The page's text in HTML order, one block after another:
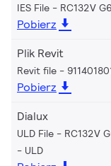
IES File - RC132V
Pobierz
Plik Revit
Revit file -
Pobierz
Dialux
ULD File - RC132V
ULD